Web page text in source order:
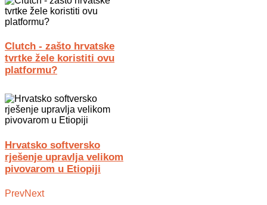
Clutch - zašto hrvatske
tvrtke žele koristiti ovu
platformu?
Hrvatsko softversko
rješenje upravlja velikom
pivovarom u Etiopiji
PrevNext